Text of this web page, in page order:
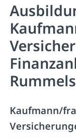
Kaufmann/